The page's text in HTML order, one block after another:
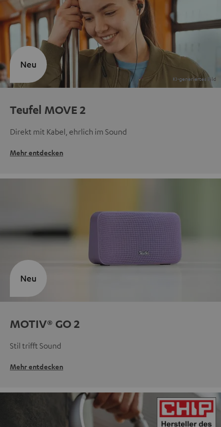
Teufel MOVE 2
Direkt mit Kabel, ehrlich im Sound
Mehr entdecken
Neu
MOTIV® GO 2
Stil trifft Sound
Mehr entdecken
Neu